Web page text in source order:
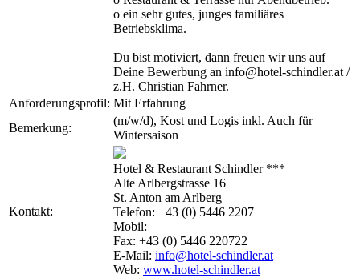
o ein sehr gutes, junges familiäres
Betriebsklima.
Du bist motiviert, dann freuen wir uns auf
Deine Bewerbung an info@hotel-schindler.at /
z.H. Christian Fahrner.
Anforderungsprofil: Mit Erfahrung
Bemerkung:
(m/w/d), Kost und Logis inkl. Auch für
Wintersaison
Kontakt:
Hotel & Restaurant Schindler ***
Alte Arlbergstrasse 16
St. Anton am Arlberg
Telefon: +43 (0) 5446 2207
Mobil:
Fax: +43 (0) 5446 220722
E-Mail: info@hotel-schindler.at
Web: www.hotel-schindler.at